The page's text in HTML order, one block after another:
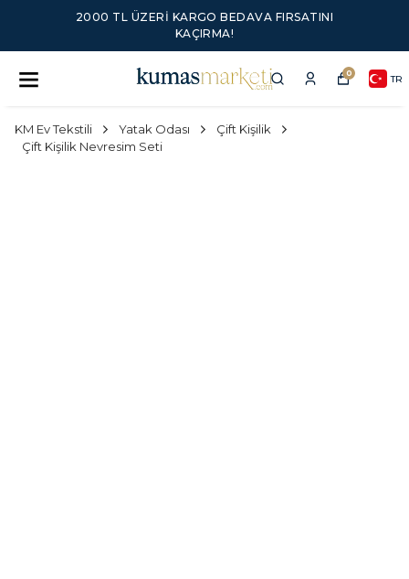
2000 TL ÜZERI KARGO BEDAVA FIRSATINI
KAÇIRMA!
0 TR
KM Ev Tekstili Yatak Odası
Çift Kişilik
Çift Kişilik Nevresim Seti